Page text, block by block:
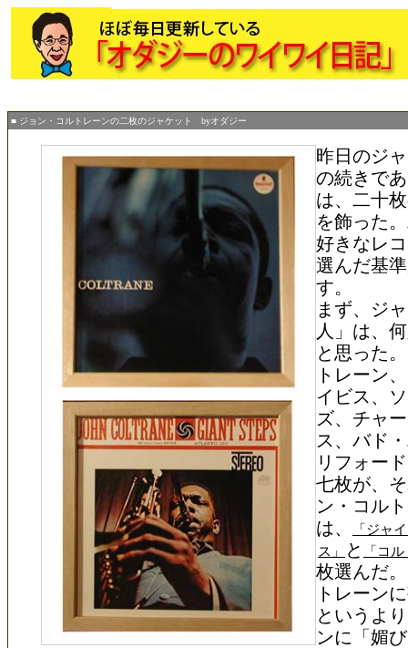
■ ジョン・コルトレーンの二枚のジャケット byオダジー
昨日のジ
の続きで
は、二十
を飾った
好きなレ
選んだ基
す。
まず、ジ
人」は、
と思った
トレーン
イビス、
ズ、チャ
ス、バド
リフォー
七枚が、
ン・コル
は、
「ジャ
ス」
と 「コ
枚選んだ
トレーン
というよ
ンに「媚